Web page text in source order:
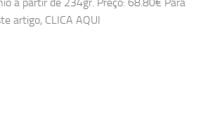
artigo, CLICA AQUI